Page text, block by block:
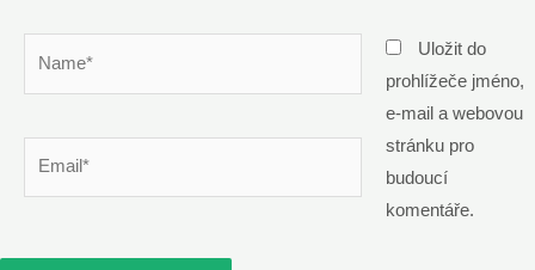
Uložit do
prohlížeče jméno,
e-mail a webovou
stránku pro
budoucí
komentáře.